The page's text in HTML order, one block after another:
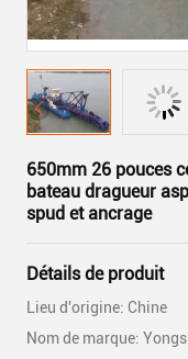
650mm 26 pouces
bateau dragueur
spud et ancrage
Détails de produit
Lieu d'origine: Chine
Nom de marque: